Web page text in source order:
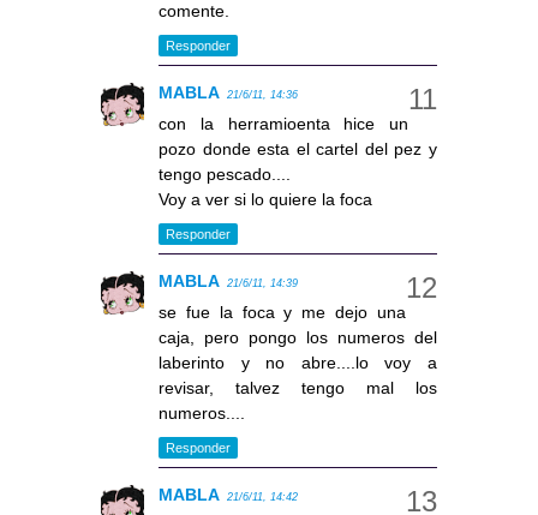
comente.
Responder
MABLA 21/6/11, 14:36
con la herramioenta hice un
pozo donde esta el cartel del pez y
tengo pescado....
Voy a ver si lo quiere la foca
Responder
MABLA 21/6/11, 14:39
se fue la foca y me dejo una
caja, pero pongo los numeros del
laberinto y no abre....lo voy a
revisar, talvez tengo mal los
numeros....
Responder
MABLA 21/6/11, 14:42